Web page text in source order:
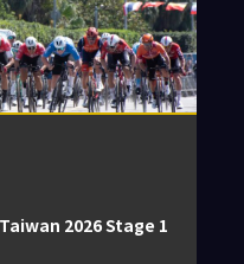
Taiwan 2026 Stage 1